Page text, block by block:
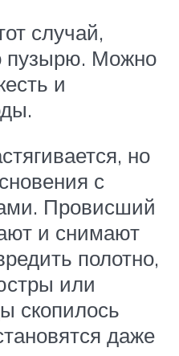
случай,
пузырю. Можно
и
но
с
Провисший
и снимают
полотно,
или
скопилось
даже